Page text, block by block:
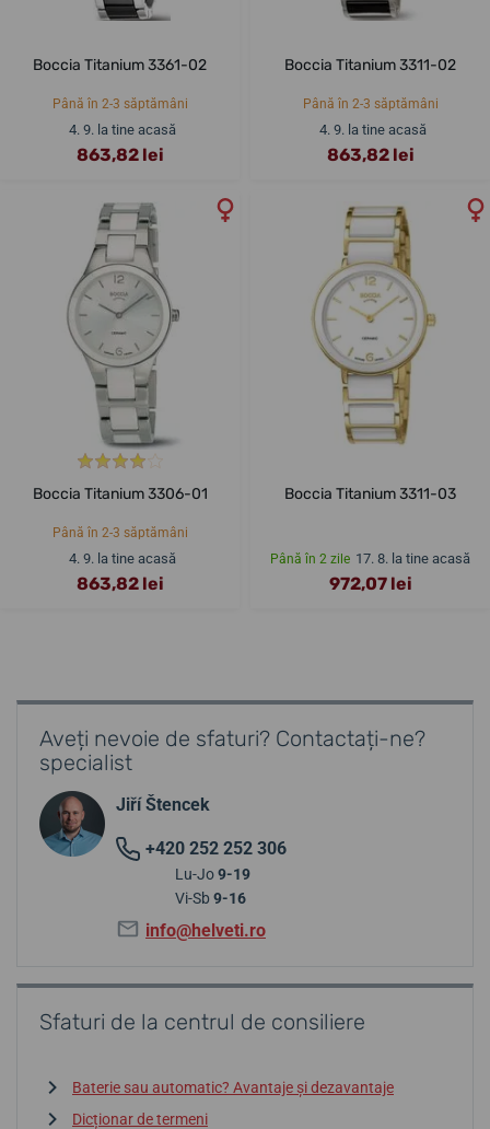
Boccia Titanium 3361-02
Până în 2-3 săptămâni
4. 9. la tine acasă
863,82 lei
Boccia Titanium 3311-02
Până în 2-3 săptămâni
4. 9. la tine acasă
863,82 lei
Boccia Titanium 3306-01
Până în 2-3 săptămâni
4. 9. la tine acasă
863,82 lei
Boccia Titanium 3311-03
Până în 2 zile 17. 8. la tine acasă
972,07 lei
Aveți nevoie de sfaturi? Contactați-ne?
specialist
Jiří Štencek
+420 252 252 306
Lu-Jo9-19
Vi-Sb 9-16
info@helveti.ro
Sfaturi de la centrul de consiliere
Baterie sau automatic? Avantaje și dezavantaje
Dicționar de termeni